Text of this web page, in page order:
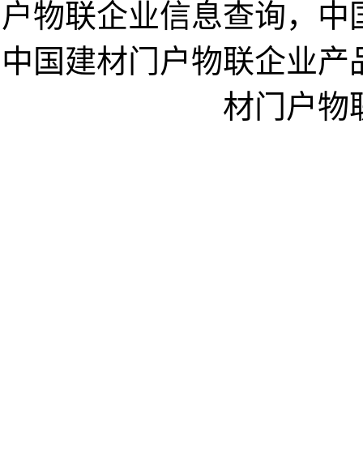
户物联企业信息查询，
中国建材门户物联企业
材门户物